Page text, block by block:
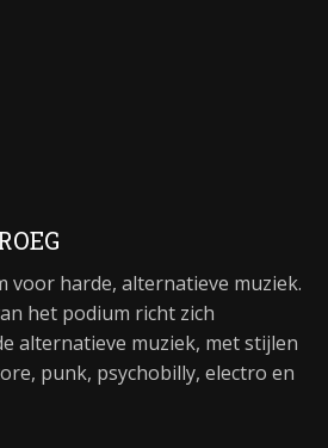
voor harde, alternatieve muziek.
het podium richt zich
alternatieve muziek, met stijlen
punk, psychobilly, electro en